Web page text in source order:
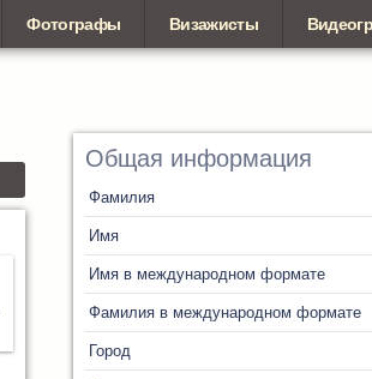
Фотографы Визажисты
Общая информация
Фамилия
Имя
Имя в международном формате
Фамилия в международном формате
Город